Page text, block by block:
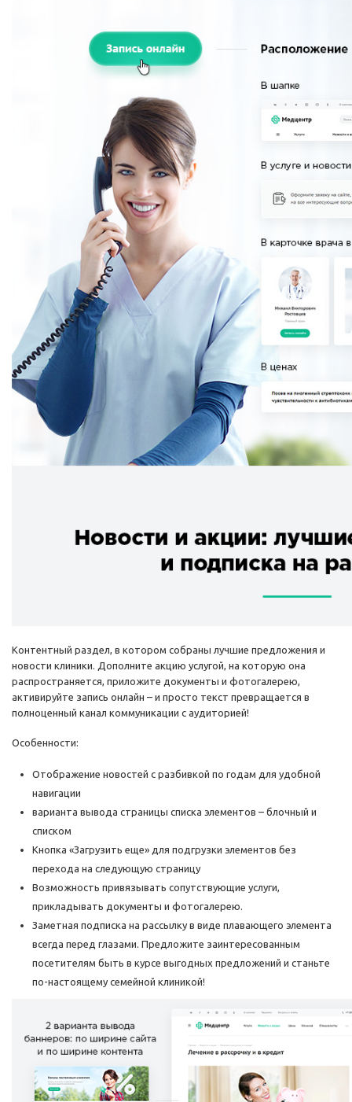
Контентный раздел, в котором собраны лучшие предложения и
новости клиники. Дополните акцию услугой, на которую она
распространяется, приложите документы и фотогалерею,
активируйте запись онлайн – и просто текст превращается в
полноценный канал коммуникации с аудиторией!
Особенности:
Отображение новостей с разбивкой по годам для удобной
навигации
варианта вывода страницы списка элементов – блочный и
списком
Кнопка «Загрузить еще» для подгрузки элементов без
перехода на следующую страницу
Возможность привязывать сопутствующие услуги,
прикладывать документы и фотогалерею.
Заметная подписка на рассылку в виде плавающего элемента
всегда перед глазами. Предложите заинтересованным
посетителям быть в курсе выгодных предложений и станьте
по-настоящему семейной клиникой!